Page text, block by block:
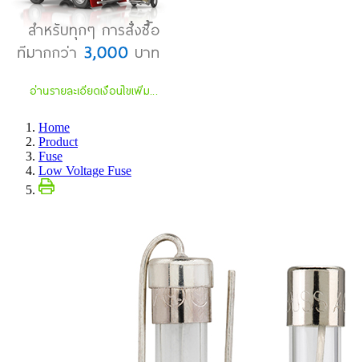
Home
Product
Fuse
Low Voltage Fuse